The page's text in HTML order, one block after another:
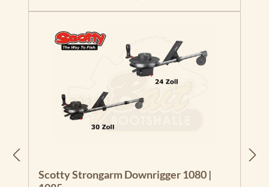
Scotty Strongarm Downrigger 1080 |